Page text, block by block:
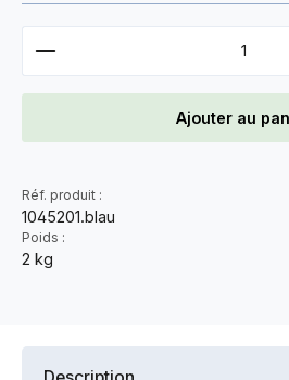
Quantité de produit :
Ajouter au
Réf. produit :
1045201.blau
Poids :
2 kg